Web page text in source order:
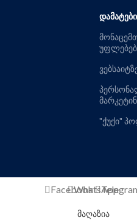
"ქუქი"
FacebookWhatsApp
მაღაზია